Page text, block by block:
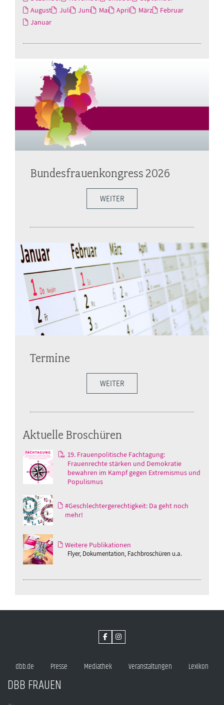
August
Juli Juni Mai April März
Februar
Januar
Bundesfrauenkongress 2026
WEITER
Termine
WEITER
Aktuelle Broschüren
19. Frauenpolitische Fachtagung:
Frauenrechte stärken und Demokratie
bewahren im Kampf gegen Extremismus und
Populismus
#Geschlechtergerechtigkeit: Da geht noch
mehr!
Weitere Publikationen
Flyer, Dokumentation, Fachbroschüren u.a.
dbb.de Presse Mediathek Veranstaltungen Lexikon
DBB FRAUEN